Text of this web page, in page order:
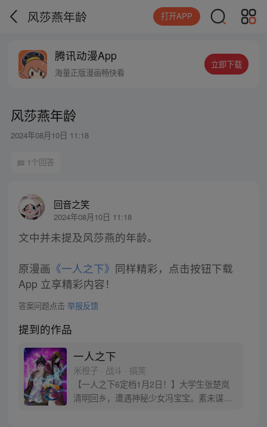
风莎燕年龄 打开APP
腾讯动漫App
海量正版漫画畅快看
立即下载
风莎燕年龄
2024年08月10日 11:18
1个回答
回音之笑
2024年08月10日 11:18
文中并未提及风莎燕的年龄。
原漫画 《一人之下》 同样精彩，点击按钮下载
App 立享精彩内容！
答案问题点击 举报反馈
提到的作品
一人之下
米橙子 · 战斗 · 搞笑
【一人之下6定档1月2日！】大学生张楚岚
清明回乡，遭遇神秘少女冯宝宝。素未谋面